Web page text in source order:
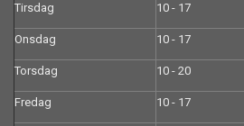
Tirsdag 10 - 17
Onsdag 10 - 17
Torsdag 10 - 20
Fredag 10 - 17